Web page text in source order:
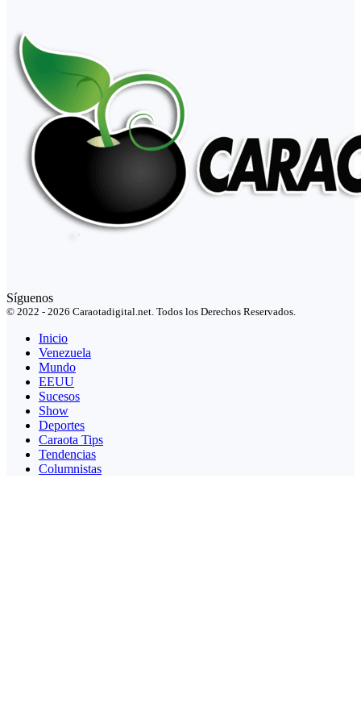
Síguenos
© 2022 - 2026 Caraotadigital.net. Todos los Derechos Reservados.
Inicio
Venezuela
Mundo
EEUU
Sucesos
Show
Deportes
Caraota Tips
Tendencias
Columnistas